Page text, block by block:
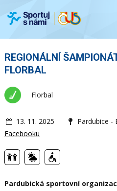
REGIONÁLNÍ
FLORBAL
Florbal
13. 11. 2025 Pardubice -
Facebooku
Pardubická sportovní